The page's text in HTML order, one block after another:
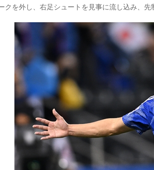
クを外し、右足シュートを見事に流し込み、先